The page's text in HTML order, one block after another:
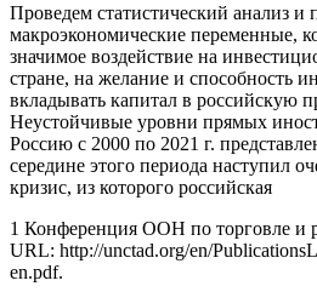
Проведем статистический анализ и
макроэкономические переменные,
значимое воздействие на
стране, на желание и способность
вкладывать капитал в российскую
Неустойчивые уровни прямых
Россию с 2000 по 2021 г.
середине этого периода наступил
кризис, из которого российская
1 Конференция ООН по торговле
URL: http://unctad.org/en/
en.pdf.